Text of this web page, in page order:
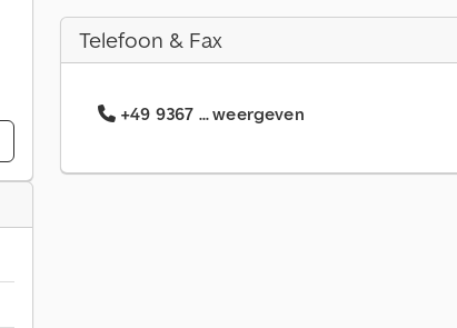
Telefoon & Fax
+49 9367 ... weergeven